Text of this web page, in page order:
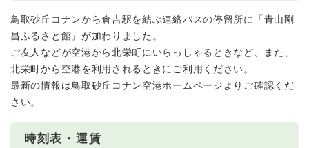
鳥取砂丘コナンから倉吉駅を結ぶ連絡バスの停留所に「青山剛
昌ふるさと館」が加わりました。
ご友人などが空港から北栄町にいらっしゃるときなど、また、
北栄町から空港を利用されるときにご利用ください。
最新の情報は鳥取砂丘コナン空港ホームページよりご確認くだ
さい。
時刻表・運賃